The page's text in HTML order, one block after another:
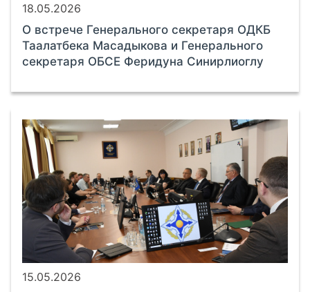
18.05.2026
О встрече Генерального секретаря ОДКБ
Таалатбека Масадыкова и Генерального
секретаря ОБСЕ Феридуна Синирлиоглу
15.05.2026